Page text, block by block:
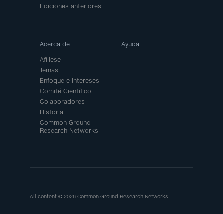
Ediciones anteriores
Acerca de
Afíliese
Temas
Enfoque e Intereses
Comité Científico
Colaboradores
Historia
Common Ground
Research Networks
Ayuda
All content © 2026 Common Ground Research Networks